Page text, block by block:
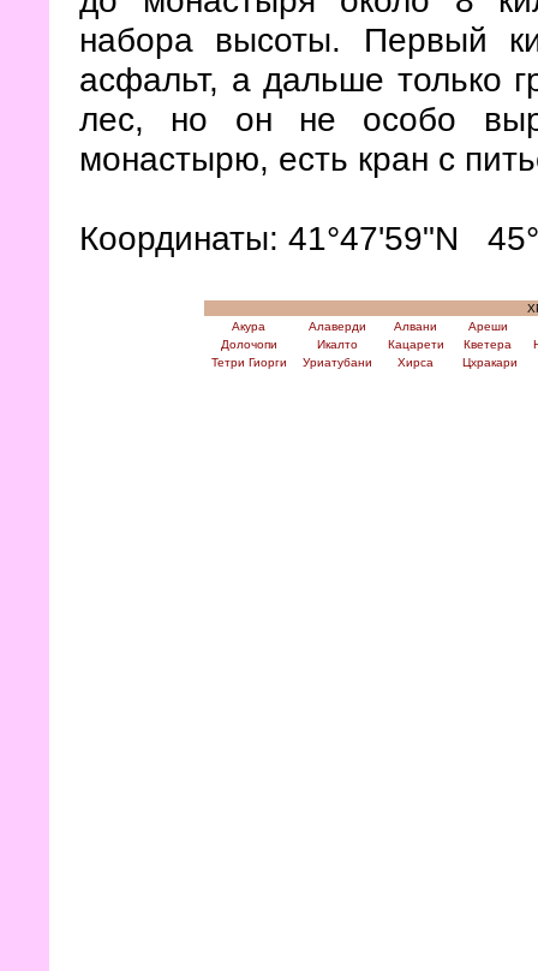
набора высоты. Первый
асфальт, а дальше только
лес, но он не особо
монастырю, есть кран с
Координаты: 41°47'59"N
Акура
Алаверди Алвани
Ареши
Долочопи
Икалто Кацарети Кветера
Тетри Гиорги
Уриатубани Хирса Цхракари